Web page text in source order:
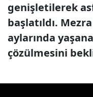
genişletilerek
başlatıldı.
aylarında
çözülmesini